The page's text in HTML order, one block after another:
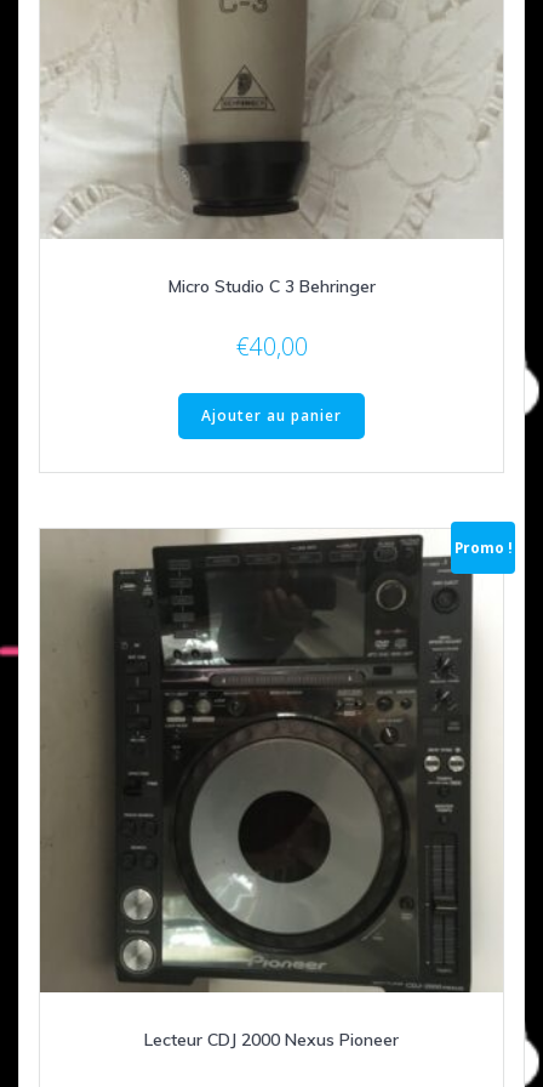
Micro Studio C 3 Behringer
€40,00
Ajouter au panier
Promo !
Lecteur CDJ 2000 Nexus Pioneer